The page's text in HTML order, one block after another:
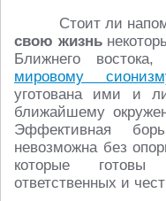
Стоит ли
свою жизнь
Ближнего
мировому
уготована ими и
ближайшему
Эффективная
невозможна без
которые
ответственных и